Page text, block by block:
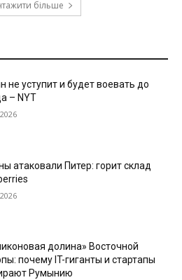
більше
не уступит и будет воевать до
– NYT
атаковали Питер: горит склад
долина» Восточной
почему IT-гиганты и стартапы
Румынию